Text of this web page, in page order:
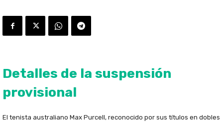
Detalles de la suspensión
provisional
El tenista australiano Max Purcell, reconocido por sus títulos en dobles